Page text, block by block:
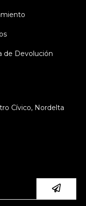
de Devolución
Cívico, Nordelta